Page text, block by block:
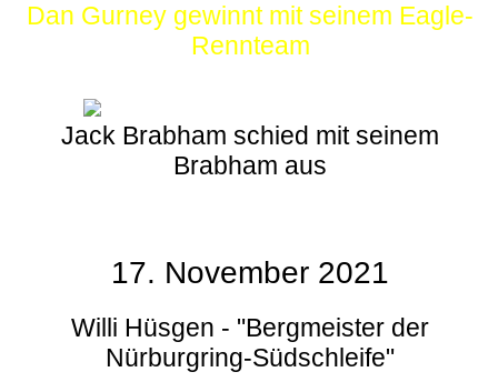
Dan Gurney gewinnt mit seinem Eagle-
Rennteam
Jack Brabham schied mit seinem
Brabham aus
17. November 2021
Willi Hüsgen - "Bergmeister der
Nürburgring-Südschleife"